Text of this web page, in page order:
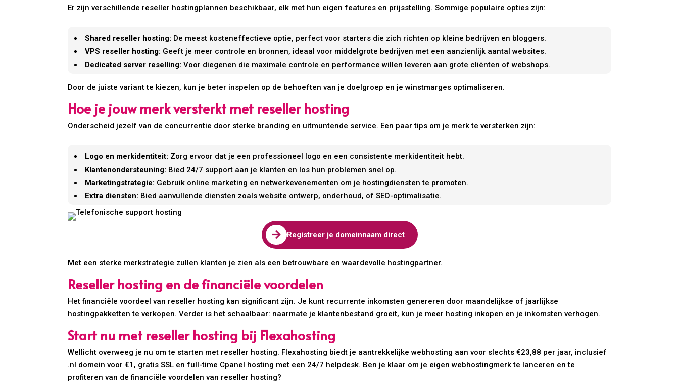
Er zijn verschillende reseller hostingplannen beschikbaar, elk met hun eigen features en prijsstelling. Sommige populaire opties zijn:
Shared reseller hosting: De meest kosteneffectieve optie, perfect voor starters die zich richten op kleine bedrijven en bloggers.
VPS reseller hosting: Geeft je meer controle en bronnen, ideaal voor middelgrote bedrijven met een aanzienlijk aantal websites.
Dedicated server reselling: Voor diegenen die maximale controle en performance willen leveren aan grote cliënten of webshops.
Door de juiste variant te kiezen, kun je beter inspelen op de behoeften van je doelgroep en je winstmarges optimaliseren.
Hoe je jouw merk versterkt met reseller hosting
Onderscheid jezelf van de concurrentie door sterke branding en uitmuntende service. Een paar tips om je merk te versterken zijn:
Logo en merkidentiteit: Zorg ervoor dat je een professioneel logo en een consistente merkidentiteit hebt.
Klantenondersteuning: Bied 24/7 support aan je klanten en los hun problemen snel op.
Marketingstrategie: Gebruik online marketing en netwerkevenementen om je hostingdiensten te promoten.
Extra diensten: Bied aanvullende diensten zoals website ontwerp, onderhoud, of SEO-optimalisatie.
 Registreer je domeinnaam direct
Met een sterke merkstrategie zullen klanten je zien als een betrouwbare en waardevolle hostingpartner.
Reseller hosting en de financiële voordelen
Het financiële voordeel van reseller hosting kan significant zijn. Je kunt recurrente inkomsten genereren door maandelijkse of jaarlijkse
hostingpakketten te verkopen. Verder is het schaalbaar: naarmate je klantenbestand groeit, kun je meer hosting inkopen en je inkomsten verhogen.
Start nu met reseller hosting bij Flexahosting
Wellicht overweeg je nu om te starten met reseller hosting. Flexahosting biedt je aantrekkelijke webhosting aan voor slechts €23,88 per jaar, inclusief
.nl domein voor €1, gratis SSL en full-time Cpanel hosting met een 24/7 helpdesk. Ben je klaar om je eigen webhostingmerk te lanceren en te
profiteren van de financiële voordelen van reseller hosting?